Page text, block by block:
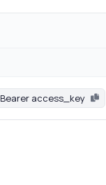
Bearer access_key